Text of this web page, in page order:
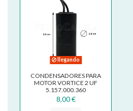
llegando
CONDENSADORES PARA
MOTOR VORTICE 2 UF
5.157.000.360
8,00 €